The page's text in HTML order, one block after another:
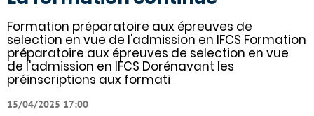
Formation préparatoire aux épreuves de
selection en vue de l'admission en IFCS Formation
préparatoire aux épreuves de selection en vue
de l'admission en IFCS Dorénavant les
préinscriptions aux formati
15/04/2025 17:00